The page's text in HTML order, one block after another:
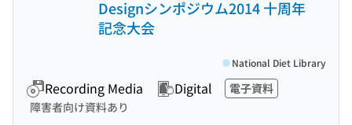
Designシンポジウム2014 十周年
記念大会
Recording Media Digital
電子資料
障害者向け資料あり
National Diet Library